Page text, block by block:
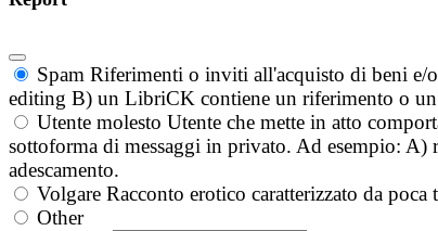
Spam Riferimenti o inviti all'acquisto di beni e/
editing B) un LibriCK contiene un riferimento o
Utente molesto Utente che mette in atto
sottoforma di messaggi in privato. Ad esempio:
adescamento.
Volgare Racconto erotico caratterizzato da
Other